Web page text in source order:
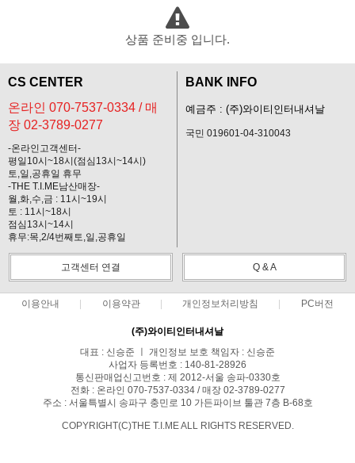
상품 준비중 입니다.
CS CENTER
온라인 070-7537-0334 / 매
장 02-3789-0277
-온라인고객센터-
평일10시~18시(점심13시~14시)
토,일,공휴일 휴무
-THE T.I.ME남산매장-
월,화,수,금 : 11시~19시
토 : 11시~18시
점심13시~14시
휴무:목,2/4번째토,일,공휴일
BANK INFO
예금주 : (주)와이티인터내셔날
국민 019601-04-310043
고객센터 연결 Q & A
이용안내 이용약관 개인정보처리방침 PC버전
(주)와이티인터내셔날
대표 : 신승준 ㅣ 개인정보 보호 책임자 : 신승준
사업자 등록번호 : 140-81-28926
통신판매업신고번호 : 제 2012-서울 송파-0330호
전화 : 온라인 070-7537-0334 / 매장 02-3789-0277
주소 : 서울특별시 송파구 충민로 10 가든파이브 툴관 7층 B-68호
COPYRIGHT(C)THE T.I.ME ALL RIGHTS RESERVED.